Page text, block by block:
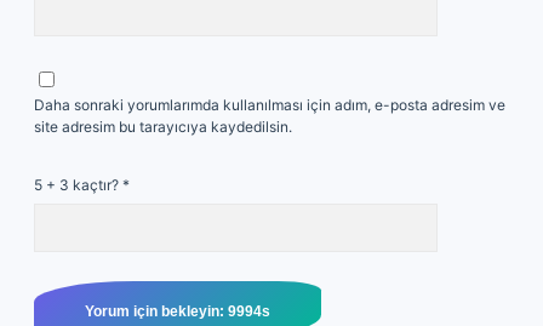
Daha sonraki yorumlarımda kullanılması için adım, e-posta adresim ve
site adresim bu tarayıcıya kaydedilsin.
5 + 3 kaçtır? *